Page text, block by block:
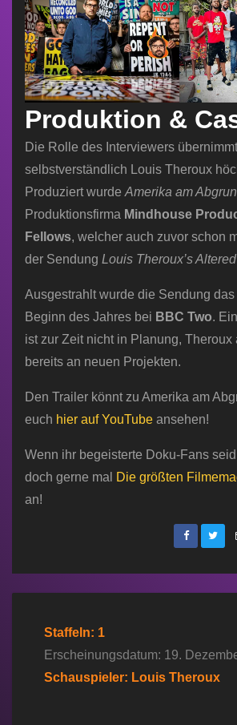
Produktion &
Die Rolle des Interviewers übernimmt
selbstverständlich Louis Theroux
Produziert wurde Amerika am
Produktionsfirma Mindhouse
Fellows, welcher auch zuvor schon
der Sendung Louis Theroux’s
Ausgestrahlt wurde die Sendung das
Beginn des Jahres bei BBC Two.
ist zur Zeit nicht in Planung, Theroux
bereits an neuen Projekten.
Den Trailer könnt zu Amerika am
euch hier auf YouTube ansehen!
Wenn ihr begeisterte Doku-Fans
doch gerne mal
Die größten
an!
Staffeln: 1
Erscheinungsdatum: 19.
Schauspieler: Louis Theroux